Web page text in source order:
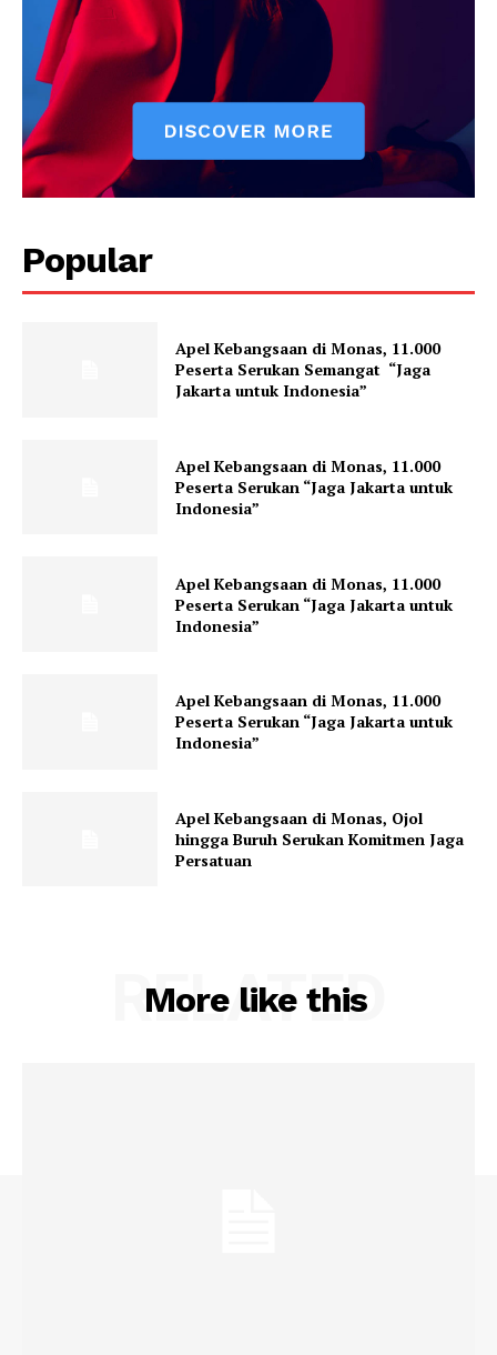
Popular
Apel Kebangsaan di Monas, 11.000
Peserta Serukan Semangat “Jaga
Jakarta untuk Indonesia”
Apel Kebangsaan di Monas, 11.000
Peserta Serukan “Jaga Jakarta untuk
Indonesia”
Apel Kebangsaan di Monas, 11.000
Peserta Serukan “Jaga Jakarta untuk
Indonesia”
Apel Kebangsaan di Monas, 11.000
Peserta Serukan “Jaga Jakarta untuk
Indonesia”
Apel Kebangsaan di Monas, Ojol
hingga Buruh Serukan Komitmen Jaga
Persatuan
More like this
RELATED